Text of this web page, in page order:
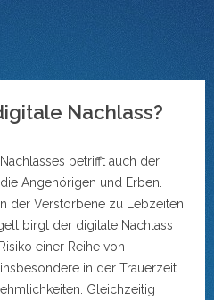
Nachlass?
betrifft auch der
Angehörigen und Erben.
der Verstorbene zu Lebzeiten
birgt der digitale Nachlass
einer Reihe von
in der Trauerzeit
Gleichzeitig